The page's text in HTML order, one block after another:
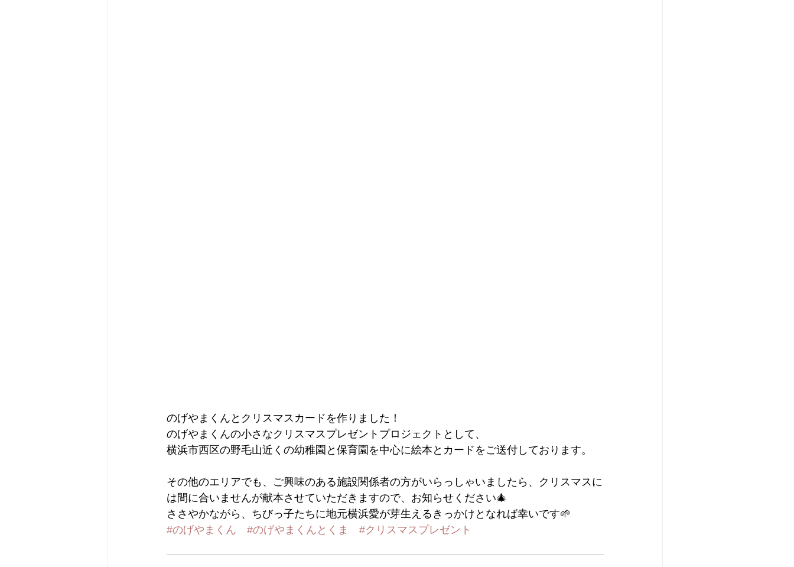
のげやまくんとクリスマスカードを作りました！
のげやまくんの小さなクリスマスプレゼントプロジェクトとして、
横浜市西区の野毛山近くの幼稚園と保育園を中心に絵本とカードをご送付しております。
その他のエリアでも、ご興味のある施設関係者の方がいらっしゃいましたら、クリスマスに
は間に合いませんが献本させていただきますので、お知らせください🎄
ささやかながら、ちびっ子たちに地元横浜愛が芽生えるきっかけとなれば幸いです🌱
#のげやまくん
#のげやまくんとくま #クリスマスプレゼント